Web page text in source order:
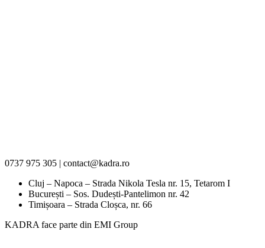
0737 975 305 | contact@kadra.ro
Cluj – Napoca – Strada Nikola Tesla nr. 15, Tetarom I
București – Sos. Dudești-Pantelimon nr. 42
Timișoara – Strada Cloșca, nr. 66
KADRA face parte din EMI Group